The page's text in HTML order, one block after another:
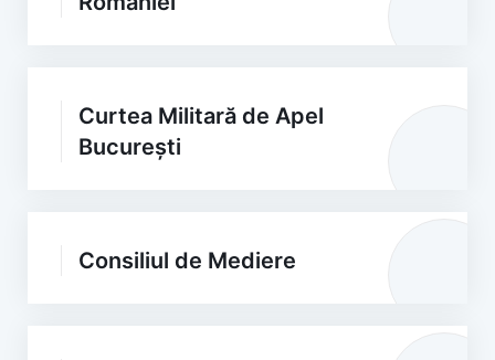
Curtea Militară de Apel
București
Consiliul de Mediere